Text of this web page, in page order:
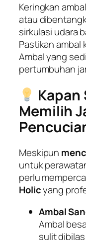
Keringkan
atau
sirkulasi udara
Pastikan ambal
Ambal yang
pertumbuhan
Kapan
Memilih
Meskipun
untuk
perlu
Holicyang
Ambal
Ambal
sulit